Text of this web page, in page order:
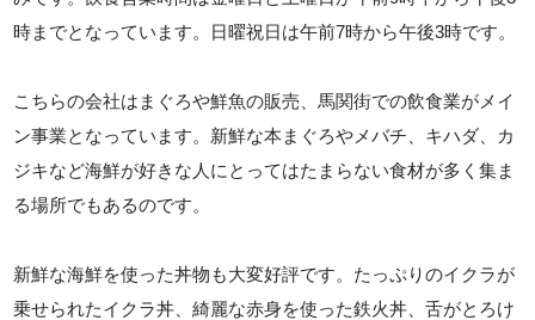
時までとなっています。日曜祝日は午前7時から午後3時です。
こちらの会社はまぐろや鮮魚の販売、馬関街での飲食業がメイ
ン事業となっています。新鮮な本まぐろやメバチ、キハダ、カ
ジキなど海鮮が好きな人にとってはたまらない食材が多く集ま
る場所でもあるのです。
新鮮な海鮮を使った丼物も大変好評です。たっぷりのイクラが
乗せられたイクラ丼、綺麗な赤身を使った鉄火丼、舌がとろけ